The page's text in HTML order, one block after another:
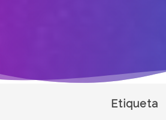
Etiqueta